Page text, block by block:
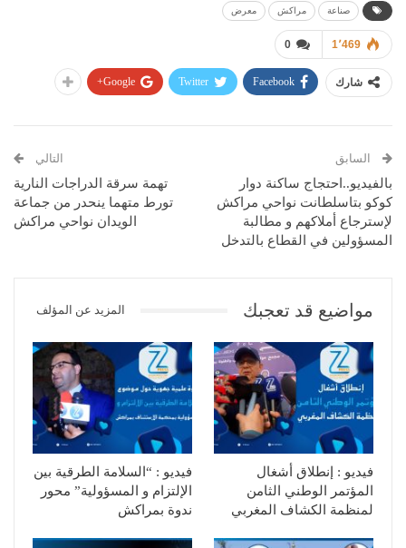
صناعة مراكش معرض
0 1٬469
شارك Facebook
Twitter
Google+
السابق
بالفيديو..احتجاج ساكنة دوار
كوكو بتاسلطانت نواحي مراكش
لإسترجاع أملاكهم و مطالبة
المسؤولين في القطاع بالتدخل
التالي
تهمة سرقة الدراجات النارية
تورط متهما ينحدر من جماعة
الويدان نواحي مراكش
مواضيع قد تعجبك المزيد عن المؤلف
فيديو : إنطلاق أشغال
المؤتمر الوطني الثامن
لمنظمة الكشاف المغربي
فيديو : “السلامة الطرقية بين
الإلتزام و المسؤولية” محور
ندوة بمراكش